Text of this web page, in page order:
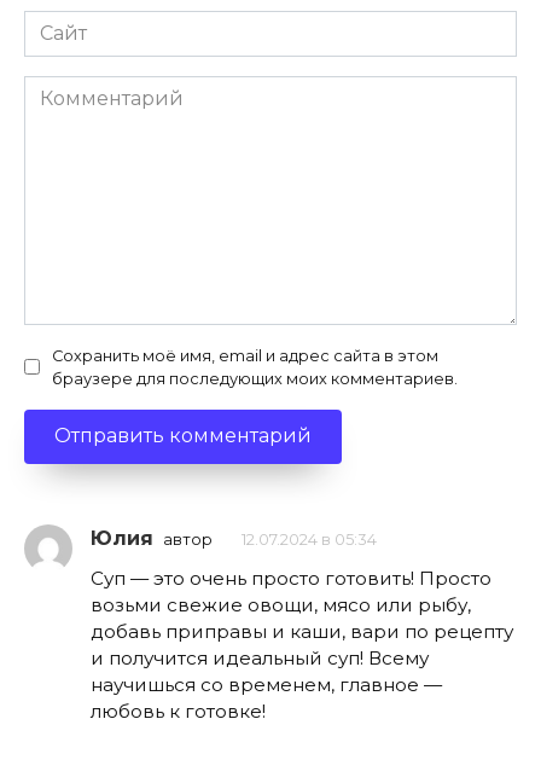
Сайт
Комментарий
Сохранить моё имя, email и адрес сайта в этом
браузере для последующих моих комментариев.
Юлия автор 12.07.2024 в 05:34
Суп — это очень просто готовить! Просто
возьми свежие овощи, мясо или рыбу,
добавь приправы и каши, вари по рецепту
и получится идеальный суп! Всему
научишься со временем, главное —
любовь к готовке!